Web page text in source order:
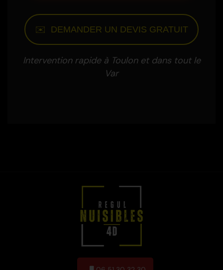
✉️ DEMANDER UN DEVIS GRATUIT
Intervention rapide à Toulon et dans tout le
Var